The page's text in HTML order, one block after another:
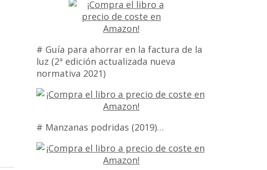
# Guía para ahorrar en la factura de la
luz (2ª edición actualizada nueva
normativa 2021)
# Manzanas podridas (2019)…